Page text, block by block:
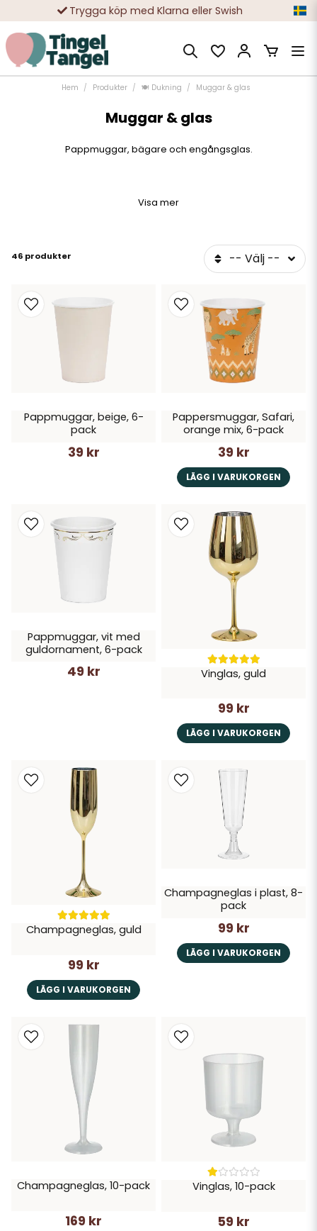
Trygga köp med Klarna eller Swish
10 000-tals nöjda kunder
Hem Produkter 🍽️ Dukning Muggar & glas
Muggar & glas
Pappmuggar, bägare och engångsglas.
Visa mer
46 produkter -- Välj --
Pappmuggar, beige, 6-
pack
39 kr
Pappersmuggar, Safari,
orange mix, 6-pack
39 kr
LÄGG I VARUKORGEN
Pappmuggar, vit med
guldornament, 6-pack
49 kr Vinglas, guld
99 kr
LÄGG I VARUKORGEN
Champagneglas, guld
99 kr
LÄGG I VARUKORGEN
Champagneglas i plast, 8-
pack
99 kr
LÄGG I VARUKORGEN
Champagneglas, 10-pack
169 kr
Vinglas, 10-pack
59 kr